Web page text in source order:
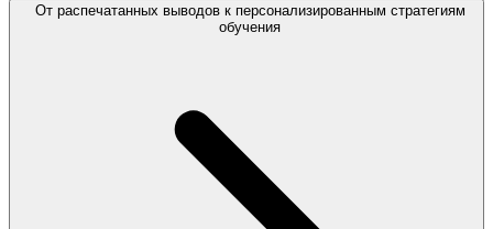
От распечатанных выводов к персонализированным стратегиям
обучения